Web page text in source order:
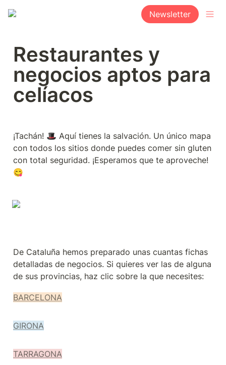
Newsletter
Restaurantes y
negocios aptos para
celíacos
¡Tachán! 🎩 Aquí tienes la salvación. Un único mapa
con todos los sitios donde puedes comer sin gluten
con total seguridad. ¡Esperamos que te aproveche!
😋
De Cataluña hemos preparado unas cuantas fichas
detalladas de negocios. Si quieres ver las de alguna
de sus provincias, haz clic sobre la que necesites:
BARCELONA
GIRONA
TARRAGONA